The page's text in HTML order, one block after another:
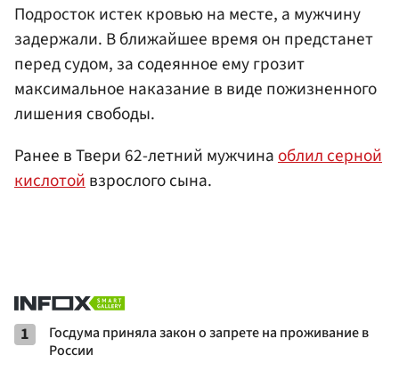
Подросток истек кровью на месте, а мужчину
задержали. В ближайшее время он предстанет
перед судом, за содеянное ему грозит
максимальное наказание в виде пожизненного
лишения свободы.
Ранее в Твери 62-летний мужчинаоблил серной
кислотойвзрослого сына.
1
Госдума приняла закон о запрете на проживание в
России